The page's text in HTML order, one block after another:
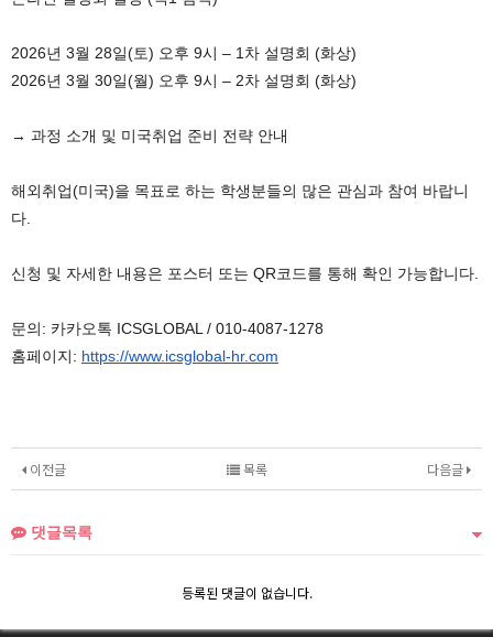
2026년 3월 28일(토) 오후 9시 – 1차 설명회 (화상)
2026년 3월 30일(월) 오후 9시 – 2차 설명회 (화상)
→ 과정 소개 및 미국취업 준비 전략 안내
해외취업(미국)을 목표로 하는 학생분들의 많은 관심과 참여 바랍니
다.
신청 및 자세한 내용은 포스터 또는 QR코드를 통해 확인 가능합니다.
문의: 카카오톡 ICSGLOBAL / 010-4087-1278
홈페이지: https://www.icsglobal-hr.com
이전글 다음글
목록
댓글목록
등록된 댓글이 없습니다.